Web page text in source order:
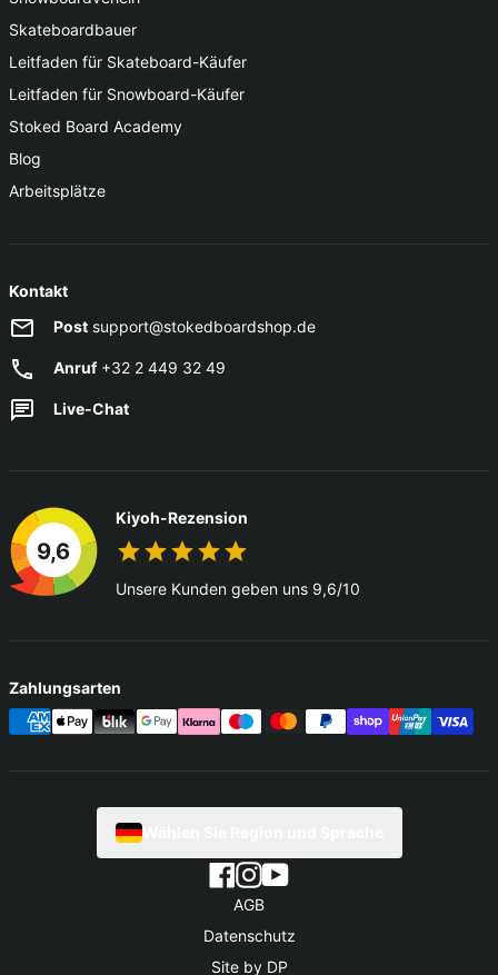
Skateboardbauer
Leitfaden für Skateboard-Käufer
Leitfaden für Snowboard-Käufer
Stoked Board Academy
Blog
Arbeitsplätze
Kontakt
Post support@stokedboardshop.de
Anruf+32 2 449 32 49
Live-Chat
9,6
Kiyoh-Rezension
Unsere Kunden geben uns 9,6/10
Zahlungsarten
Wählen Sie Region und Sprache
AGB
Datenschutz
Site by DP